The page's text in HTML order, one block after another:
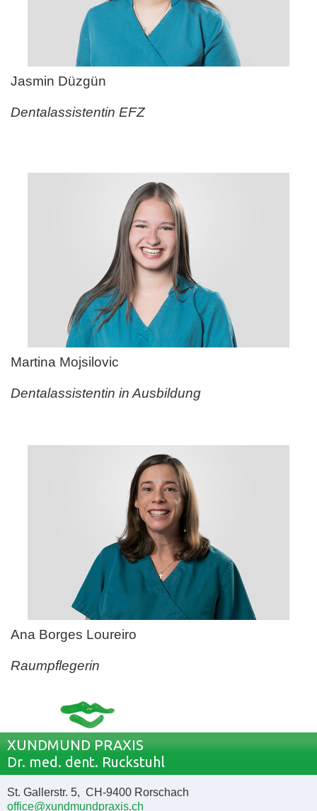
Jasmin Düzgün
Dentalassistentin EFZ
Martina Mojsilovic
Dentalassistentin in Ausbildung
Ana Borges Loureiro
Raumpflegerin
XUNDMUND PRAXIS
Dr. med. dent. Ruckstuhl
St. Gallerstr. 5, CH-9400 Rorschach
office@xundmundpraxis.ch